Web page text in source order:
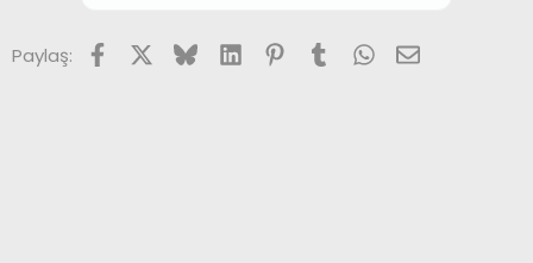
Paylaş: FacebookX (Twitter)
BlueskyLinkedInPinterest
TumblrWhatsApp
E-posta